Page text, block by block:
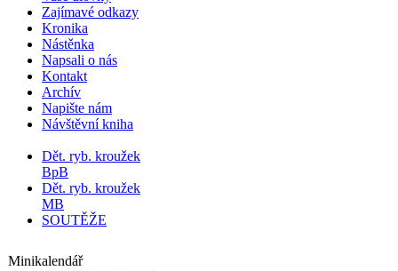
Zajímavé odkazy
Kronika
Nástěnka
Napsali o nás
Kontakt
Archív
Napište nám
Návštěvní kniha
Dět. ryb. kroužek
BpB
Dět. ryb. kroužek
MB
SOUTĚŽE
Minikalendář